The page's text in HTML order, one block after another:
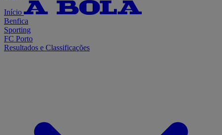
Início
Benfica
Sporting
FC Porto
Resultados e Classificações